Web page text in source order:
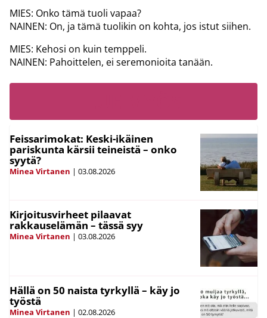
MIES: Onko tämä tuoli vapaa?
NAINEN: On, ja tämä tuolikin on kohta, jos istut siihen.
MIES: Kehosi on kuin temppeli.
NAINEN: Pahoittelen, ei seremonioita tanään.
Feissarimokat: Keski-ikäinen
pariskunta kärsii teineistä – onko
syytä?
Minea Virtanen | 03.08.2026
Kirjoitusvirheet pilaavat
rakkauselämän – tässä syy
Minea Virtanen | 03.08.2026
Hällä on 50 naista tyrkyllä – käy jo
työstä
Minea Virtanen | 02.08.2026